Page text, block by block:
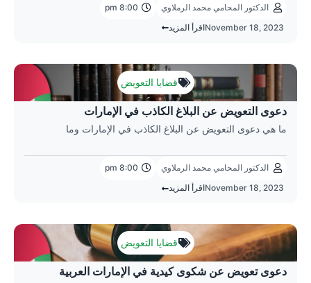
الدكتور المحامي محمد الرملاوي
8:00 pm
November 18, 2023اقرأ المزيد
قضايا التعويض
دعوى التعويض عن البلاغ الكاذب في الإمارات
ما هي دعوى التعويض عن البلاغ الكاذب في الإمارات وما
الدكتور المحامي محمد الرملاوي
8:00 pm
November 18, 2023اقرأ المزيد
قضايا التعويض
دعوى تعويض عن شكوى كيدية في الإمارات العربية